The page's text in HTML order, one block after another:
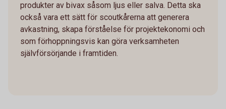
produkter av bivax såsom ljus eller salva. Detta ska
också vara ett sätt för scoutkårerna att generera
avkastning, skapa förståelse för projektekonomi och
som förhoppningsvis kan göra verksamheten
självförsörjande i framtiden.